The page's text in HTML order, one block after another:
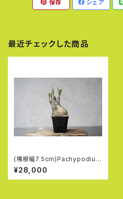
保存 シェア
最近チェックした商品
(塊根幅7.5cm)Pachypodium
rosulatum var. gracilius (4
4)
¥28,000